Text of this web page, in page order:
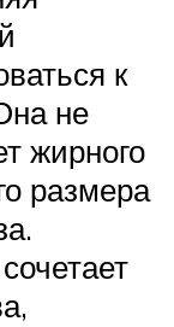
к
не
жирного
размера